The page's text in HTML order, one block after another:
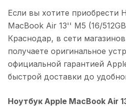
Если вы хотите приобрести
MacBook Air 13'' M5 (16/
Краснодар, в сети
получаете оригинальное
официальной гарантией
быстрой доставки до
Ноутбук Apple MacBook Air